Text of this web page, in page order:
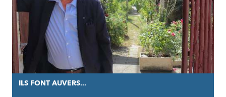
ILS FONT AUVERS...